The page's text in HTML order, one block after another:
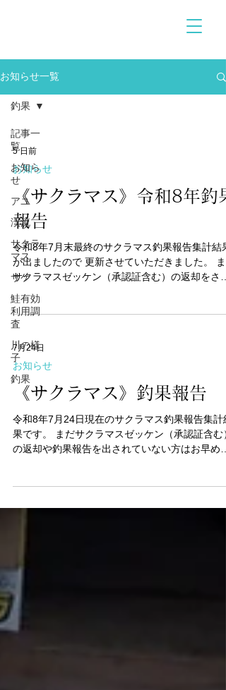
お知らせ一覧
記事一
覧
お知ら
せ
アユ
渓流
サクラ
マス
サケ
鮭有効
利用調
査
川の様
子
釣果
釣果
5 日前
お知らせ
《サクラマス》令和8年釣
報告
令和8年7月末最終のサクラマス釣果報告集計結果
が出ましたので 更新させていただきました。 ま
サクラマスゼッケン（承認証含む）の返却をされ
ていない方は早急にご返却をお願いいたします。
7月24日
お知らせ
《サクラマス》釣果報告
令和8年7月24日現在のサクラマス釣果報告集計
果です。 まだサクラマスゼッケン（承認証含む
の返却や釣果報告を出されていない方はお早めに